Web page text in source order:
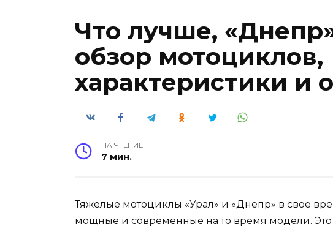
Что лучше,
обзор мотоциклов,
характеристики и
НА ЧТЕНИЕ
7 мин.
Тяжелые мотоциклы «Урал» и «Днепр» в свое
мощные и современные на то время модели. Это